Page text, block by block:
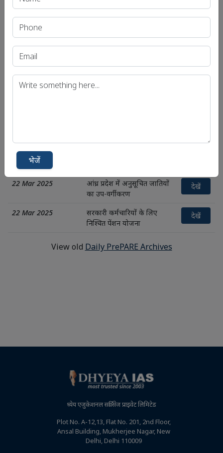
24 Mar 2025
छत्तीसगढ़ की नई माओवादी
देखें
24 Mar 2025
मद्रास उच्च न्यायालय ने लगायी
देखें
24 Mar 2025
जैव-अर्थव्यवस्था में अभूतपूर्व
वृद्धि
देखें
22 Mar 2025
22 Mar 2025
आंध्र प्रदेश में अनुसूचित जातियों
का उप-वर्गीकरण
देखें
22 Mar 2025
सरकारी कर्मचारियों के लिए
निश्चित पेंशन योजना
देखें
View old Daily PrePARE Archives
ध्येय एजुकेशनल सर्विसेज प्राइवेट लिमिटेड
Plot No. A-12,13, Flat No. 201, 2nd Floor,
Ansal Building, Mukherjee Nagar, New
Delhi, Delhi 110009
भेजें